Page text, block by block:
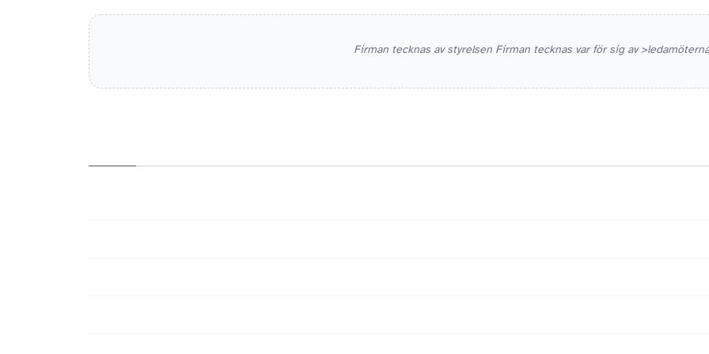
Firman tecknas av styrelsen Firman tecknas var för sig av >ledamöterna